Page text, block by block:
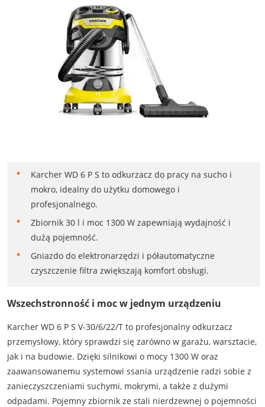
Karcher WD 6 P S to odkurzacz do pracy na sucho i
mokro, idealny do użytku domowego i
profesjonalnego.
Zbiornik 30 l i moc 1300 W zapewniają wydajność i
dużą pojemność.
Gniazdo do elektronarzędzi i półautomatyczne
czyszczenie filtra zwiększają komfort obsługi.
Wszechstronność i moc w jednym urządzeniu
Karcher WD 6 P S V-30/6/22/T to profesjonalny odkurzacz
przemysłowy, który sprawdzi się zarówno w garażu, warsztacie,
jak i na budowie. Dzięki silnikowi o mocy 1300 W oraz
zaawansowanemu systemowi ssania urządzenie radzi sobie z
zanieczyszczeniami suchymi, mokrymi, a także z dużymi
odpadami. Pojemny zbiornik ze stali nierdzewnej o pojemności